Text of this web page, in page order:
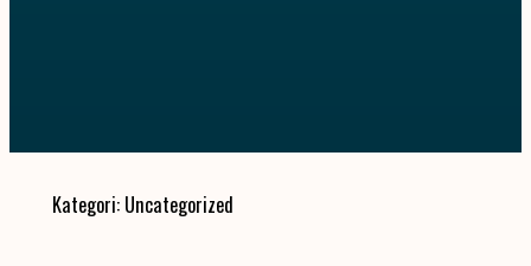
Kategori: Uncategorized